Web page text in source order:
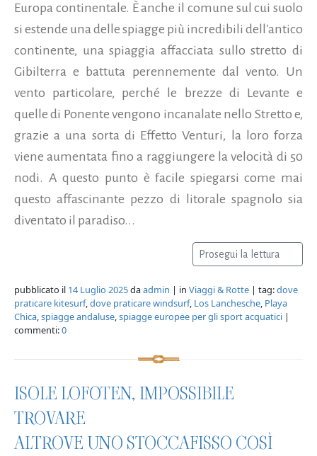
Europa continentale. È anche il comune sul cui suolo
si estende una delle spiagge più incredibili dell'antico
continente, una spiaggia affacciata sullo stretto di
Gibilterra e battuta perennemente dal vento. Un
vento particolare, perché le brezze di Levante e
quelle di Ponente vengono incanalate nello Stretto e,
grazie a una sorta di Effetto Venturi, la loro forza
viene aumentata fino a raggiungere la velocità di 50
nodi. A questo punto è facile spiegarsi come mai
questo affascinante pezzo di litorale spagnolo sia
diventato il paradiso...
Prosegui la lettura
pubblicato il 14 Luglio 2025daadmin | in Viaggi & Rotte | tag:dove
praticare kitesurf,dove praticare windsurf, Los Lanchesche, Playa
Chica,spiagge andaluse,spiagge europee per gli sport acquatici |
commenti:0
ISOLE LOFOTEN, IMPOSSIBILE
TROVARE
ALTROVE UNO STOCCAFISSO COSÌ